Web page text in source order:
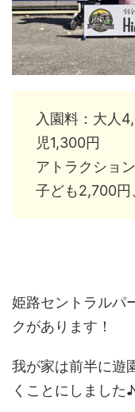
入園料：大人
児1,300円
アトラクショ
子ども2,700円
姫路セントラルパ
クがあります！
我が家は前半に遊
くことにしました♪